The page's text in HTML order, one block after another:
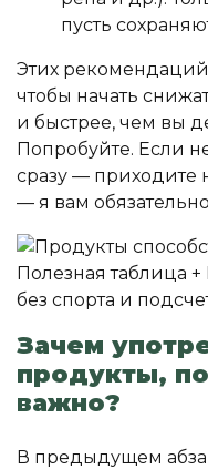
пусть
Этих рекомендаций
чтобы начать
и быстрее, чем вы
Попробуйте. Если
сразу — приходите
— я вам
Зачем
продукты,
важно?
В предыдущем